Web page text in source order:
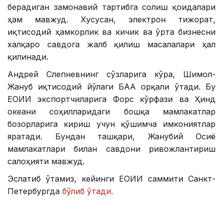
берадиган замонавий тартибга солиш қоидалари
ҳам мавжуд. Хусусан, электрон тижорат,
иқтисодий ҳамкорлик ва кичик ва ўрта бизнесни
халқаро савдога жалб қилиш масалалари ҳал
қилинади.
Андрей Слепневнинг сўзларига кўра, Шимол-
Жануб иқтисодий йўлаги БАА орқали ўтади. Бу
ЕОИИ экспортчиларига Форс кўрфази ва Ҳинд
океани соҳилларидаги бошқа мамлакатлар
бозорларига кириш учун қўшимча имкониятлар
яратади. Бундан ташқари, Жанубий Осиё
мамлакатлари билан савдони ривожлантириш
салоҳияти мавжуд.
Эслатиб ўтамиз, кейинги ЕОИИ саммити Санкт-
Петербургда бўлиб ўтади.